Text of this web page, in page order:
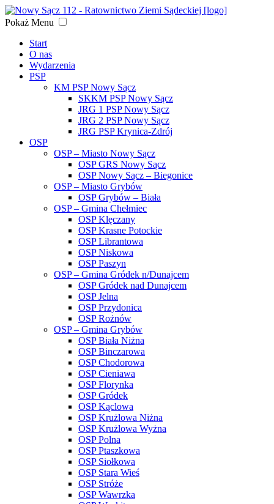
Pokaż Menu
Start
O nas
Wydarzenia
PSP
KM PSP Nowy Sącz
SKKM PSP Nowy Sącz
JRG 1 PSP Nowy Sącz
JRG 2 PSP Nowy Sącz
JRG PSP Krynica-Zdrój
OSP
OSP – Miasto Nowy Sącz
OSP GRS Nowy Sącz
OSP Nowy Sącz – Biegonice
OSP – Miasto Grybów
OSP Grybów – Biała
OSP – Gmina Chełmiec
OSP Klęczany
OSP Krasne Potockie
OSP Librantowa
OSP Niskowa
OSP Paszyn
OSP – Gmina Gródek n/Dunajcem
OSP Gródek nad Dunajcem
OSP Jelna
OSP Przydonica
OSP Rożnów
OSP – Gmina Grybów
OSP Biała Niżna
OSP Binczarowa
OSP Chodorowa
OSP Cieniawa
OSP Florynka
OSP Gródek
OSP Kąclowa
OSP Krużlowa Niżna
OSP Krużlowa Wyżna
OSP Polna
OSP Ptaszkowa
OSP Siołkowa
OSP Stara Wieś
OSP Stróże
OSP Wawrzka